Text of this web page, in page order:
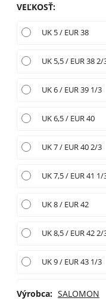
VEĽKOSŤ:
UK 5 / EUR 38
UK 5,5 / EUR 38 2/
UK 6 / EUR 39 1/3
UK 6,5 / EUR 40
UK 7 / EUR 40 2/3
UK 7,5 / EUR 41 1/
UK 8 / EUR 42
UK 8,5 / EUR 42 2/
UK 9 / EUR 43 1/3
UK 9,5 / EUR 44
Výrobca: SALOMON